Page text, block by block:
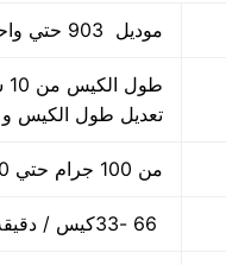
موديل 903 حتي واحد كيلو ماركة المهندس منسي
تعديل طول الكيس
من 100 جرام حتي 1000 جرام واحد كيلو